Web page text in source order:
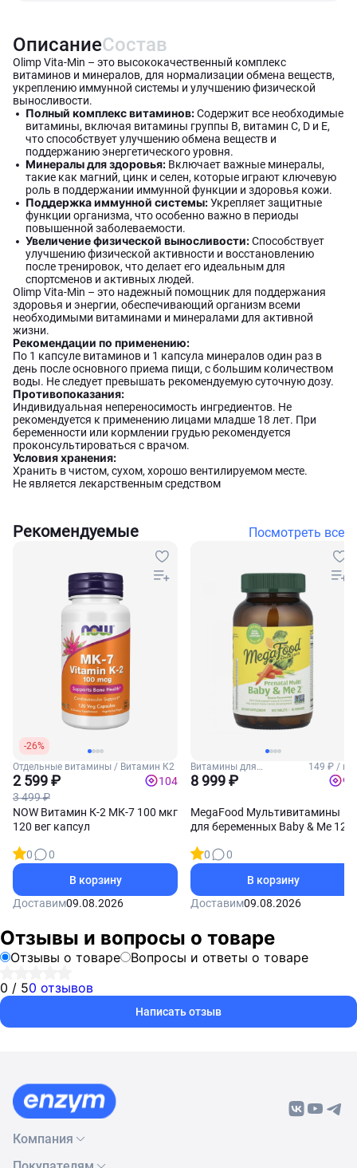
ОписаниеСостав
Olimp Vita-Min – это высококачественный комплекс
витаминов и минералов, для нормализации обмена веществ,
укреплению иммунной системы и улучшению физической
выносливости.
Полный комплекс витаминов:Содержит все необходимые
витамины, включая витамины группы B, витамин C, D и E,
что способствует улучшению обмена веществ и
поддержанию энергетического уровня.
Минералы для здоровья: Включает важные минералы,
такие как магний, цинк и селен, которые играют ключевую
роль в поддержании иммунной функции и здоровья кожи.
Поддержка иммунной системы:Укрепляет защитные
функции организма, что особенно важно в периоды
повышенной заболеваемости.
Увеличение физической выносливости:Способствует
улучшению физической активности и восстановлению
после тренировок, что делает его идеальным для
спортсменов и активных людей.
Olimp Vita-Min – это надежный помощник для поддержания
здоровья и энергии, обеспечивающий организм всеми
необходимыми витаминами и минералами для активной
жизни.
Рекомендации по применению:
По 1 капсуле витаминов и 1 капсула минералов один раз в
день после основного приема пищи, с большим количеством
воды. Не следует превышать рекомендуемую суточную дозу.
Противопоказания:
Индивидуальная непереносимость ингредиентов. Не
рекомендуется к применению лицами младше 18 лет. При
беременности или кормлении грудью рекомендуется
проконсультироваться с врачом.
Условия хранения:
Хранить в чистом, сухом, хорошо вентилируемом месте.
Не является лекарственным средством
Рекомендуемые Посмотреть все
-26%
Отдельные витамины / Витамин К2
2 599 ₽
3 499 ₽
104
NOW Витамин К-2 МК-7 100 мкг
120 вег капсул
0
0
В корзину
Доставим09.08.2026
Витамины для
беременных
149 ₽ / шт
8 999 ₽ 90
MegaFood Мультивитамины
для беременных Baby & Me 120
0
0
В корзину
Доставим09.08.2026
Отзывы и вопросы о товаре
Отзывы о товаре
Вопросы и ответы о товаре
0 / 50 отзывов
Написать отзыв
Компания